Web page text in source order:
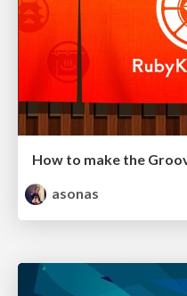
How to make the
asonas